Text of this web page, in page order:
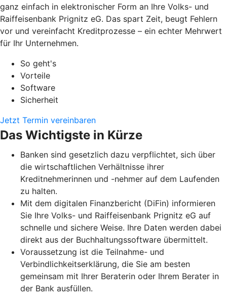
ganz einfach in elektronischer Form an Ihre Volks- und
Raiffeisenbank Prignitz eG. Das spart Zeit, beugt Fehlern
vor und vereinfacht Kreditprozesse – ein echter Mehrwert
für Ihr Unternehmen.
So geht's
Vorteile
Software
Sicherheit
Jetzt Termin vereinbaren
Das Wichtigste in Kürze
Banken sind gesetzlich dazu verpflichtet, sich über
die wirtschaftlichen Verhältnisse ihrer
Kreditnehmerinnen und -nehmer auf dem Laufenden
zu halten.
Mit dem digitalen Finanzbericht (DiFin) informieren
Sie Ihre Volks- und Raiffeisenbank Prignitz eG auf
schnelle und sichere Weise. Ihre Daten werden dabei
direkt aus der Buchhaltungssoftware übermittelt.
Voraussetzung ist die Teilnahme- und
Verbindlichkeitserklärung, die Sie am besten
gemeinsam mit Ihrer Beraterin oder Ihrem Berater in
der Bank ausfüllen.